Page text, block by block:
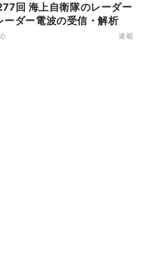
回 海上自衛隊のレーダー
ーダー電波の受信・解析
連載